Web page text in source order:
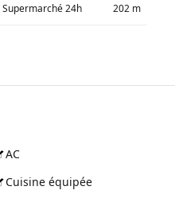
Supermarché 24h 202 m
AC
Cuisine équipée